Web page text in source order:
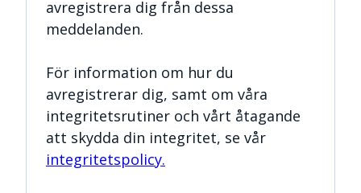
avregistrera dig från dessa
meddelanden.
För information om hur du
avregistrerar dig, samt om våra
integritetsrutiner och vårt åtagande
att skydda din integritet, se vår
integritetspolicy.